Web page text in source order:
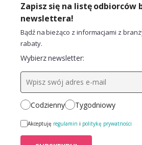
Zapisz się na listę odbiorców
newslettera!
Bądź na bieżąco z informacjami z
rabaty.
Wybierz newsletter:
Codzienny Tygodniowy
Akceptuję regulamin i politykę prywatności